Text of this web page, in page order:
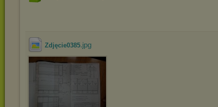
Zdjęcie0385.jpg